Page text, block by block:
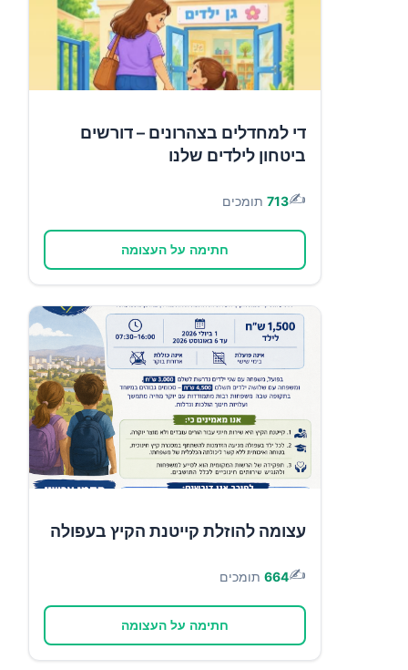
די למחדלים בצהרונים – דורשים
ביטחון לילדים שלנו
✍️
713 תומכים
חתימה על העצומה
עצומה להוזלת קייטנת הקיץ בעפולה
✍️
664 תומכים
חתימה על העצומה